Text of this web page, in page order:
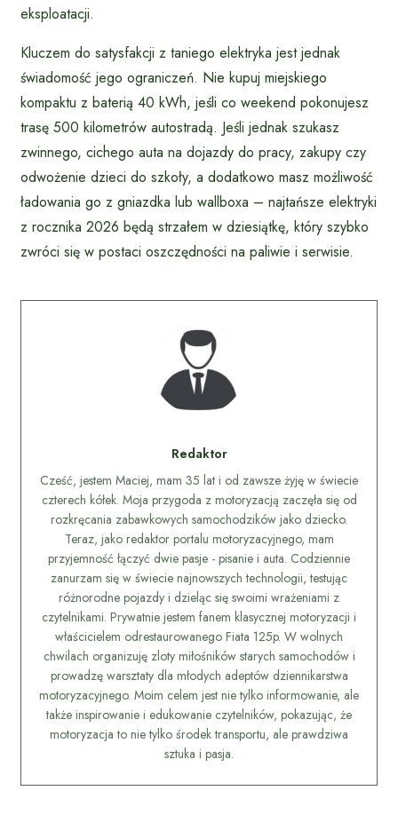
eksploatacji.
Kluczem do satysfakcji z taniego elektryka jest jednak
świadomość jego ograniczeń. Nie kupuj miejskiego
kompaktu z baterią 40 kWh, jeśli co weekend pokonujesz
trasę 500 kilometrów autostradą. Jeśli jednak szukasz
zwinnego, cichego auta na dojazdy do pracy, zakupy czy
odwożenie dzieci do szkoły, a dodatkowo masz możliwość
ładowania go z gniazdka lub wallboxa – najtańsze elektryki
z rocznika 2026 będą strzałem w dziesiątkę, który szybko
zwróci się w postaci oszczędności na paliwie i serwisie.
Redaktor
Cześć, jestem Maciej, mam 35 lat i od zawsze żyję w świecie
czterech kółek. Moja przygoda z motoryzacją zaczęła się od
rozkręcania zabawkowych samochodzików jako dziecko.
Teraz, jako redaktor portalu motoryzacyjnego, mam
przyjemność łączyć dwie pasje - pisanie i auta. Codziennie
zanurzam się w świecie najnowszych technologii, testując
różnorodne pojazdy i dzieląc się swoimi wrażeniami z
czytelnikami. Prywatnie jestem fanem klasycznej motoryzacji i
właścicielem odrestaurowanego Fiata 125p. W wolnych
chwilach organizuję zloty miłośników starych samochodów i
prowadzę warsztaty dla młodych adeptów dziennikarstwa
motoryzacyjnego. Moim celem jest nie tylko informowanie, ale
także inspirowanie i edukowanie czytelników, pokazując, że
motoryzacja to nie tylko środek transportu, ale prawdziwa
sztuka i pasja.